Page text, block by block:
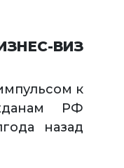
ВИЗ
к
РФ
назад